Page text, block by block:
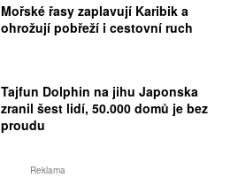
Mořské řasy zaplavují Karibik a
ohrožují pobřeží i cestovní ruch
Tajfun Dolphin na jihu Japonska
zranil šest lidí, 50.000 domů je bez
proudu
Reklama